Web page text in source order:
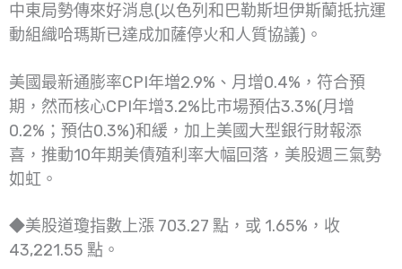
中東局勢傳來好消息(以色列和巴勒斯坦伊斯蘭抵抗運
動組織哈瑪斯已達成加薩停火和人質協議)。
美國最新通膨率CPI年増2.9%、月增0.4%，符合預
期，然而核心CPI年增3.2%比市場預估3.3%(月增
0.2%；預估0.3%)和緩，加上美國大型銀行財報添
喜，推動10年期美債殖利率大幅回落，美股週三氣勢
如虹。
◆美股道瓊指數上漲 703.27 點，或 1.65%，收
43,221.55 點。